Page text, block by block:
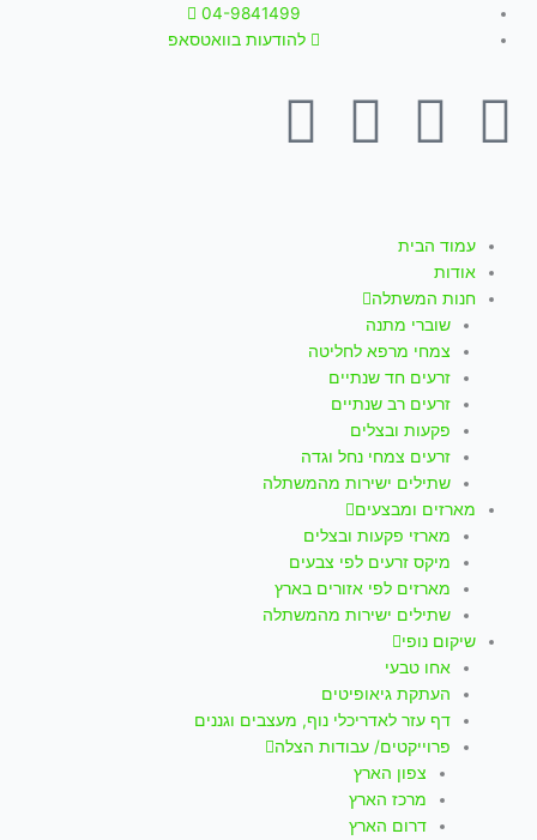
דילוג
לתוכן
04-9841499
להודעות בוואטסאפ
F
c
e
b
o
o
k
f
Y
u
t
u
b
e
I
t
a
g
r
a
m
W
p
p
עמוד הבית
אודות
חנות המשתלה
שוברי מתנה
צמחי מרפא לחליטה
זרעים חד שנתיים
זרעים רב שנתיים
פקעות ובצלים
זרעים צמחי נחל וגדה
שתילים ישירות מהמשתלה
מארזים ומבצעים
מארזי פקעות ובצלים
מיקס זרעים לפי צבעים
מארזים לפי אזורים בארץ
שתילים ישירות מהמשתלה
שיקום נופי
אחו טבעי
העתקת גיאופיטים
דף עזר לאדריכלי נוף, מעצבים וגננים
פרוייקטים/ עבודות הצלה
צפון הארץ
מרכז הארץ
דרום הארץ